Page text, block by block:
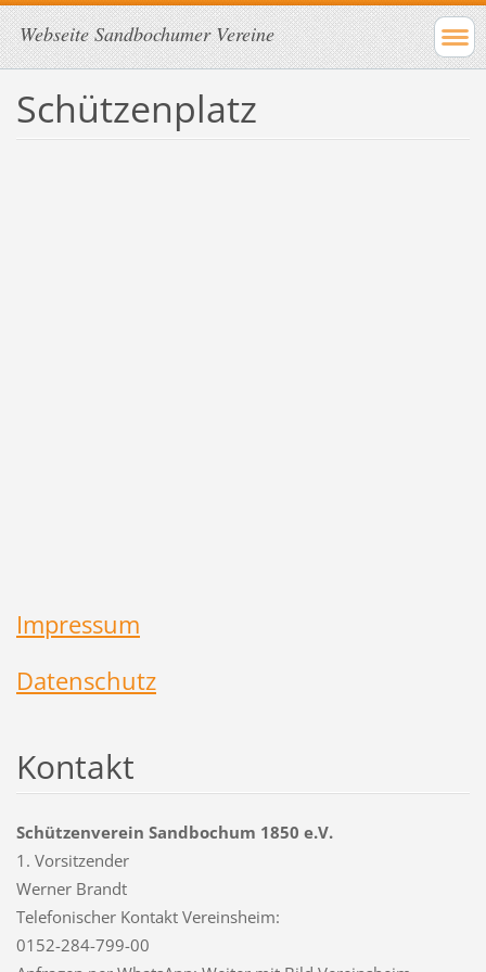
Webseite Sandbochumer Vereine
Schützenplatz
Impressum
Datenschutz
Kontakt
Schützenverein Sandbochum 1850 e.V.
1. Vorsitzender
Werner Brandt
Telefonischer Kontakt Vereinsheim:
0152-284-799-00